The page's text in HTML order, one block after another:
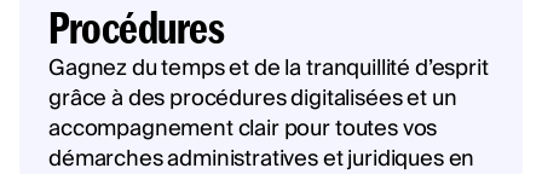
Procédures
Gagnez du temps et de la tranquillité d’esprit
grâce à des procédures digitalisées et un
accompagnement clair pour toutes vos
démarches administratives et juridiques en